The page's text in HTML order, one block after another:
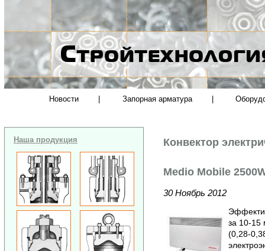
Новости Запорная арматура
Наша продукция Конвектор
Medio Mobile
30 Ноябрь 2012
за 10-15
(0,28-